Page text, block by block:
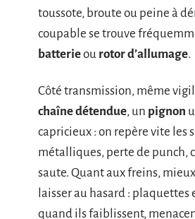
toussote, broute ou peine à
coupable se trouve
batterieou rotor d’allumage.
Côté transmission, même
chaîne détendue, un pignon
capricieux : on repère vite les
métalliques, perte de punch,
saute. Quant aux freins,
laisser au hasard : plaquettes
quand ils faiblissent,